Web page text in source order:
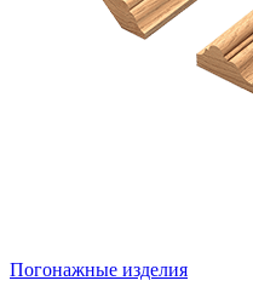
Погонажные изделия